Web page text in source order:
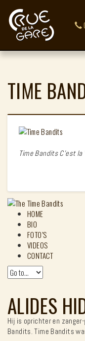
TIME
Time Bandits C'est
HOME
BIO
FOTO’S
VIDEOS
CONTACT
ALIDES
Hij is oprichter en
Bandits. Time Bandits